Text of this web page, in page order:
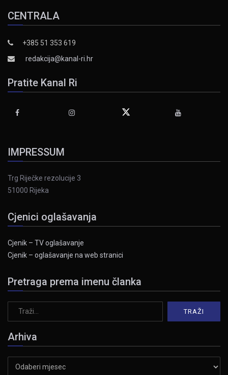
CENTRALA
+385 51 353 619
redakcija@kanal-ri.hr
Pratite Kanal Ri
IMPRESSUM
Trg Riječke rezolucije 3
51000 Rijeka
Cjenici oglašavanja
Cjenik – TV oglašavanje
Cjenik – oglašavanje na web stranici
Pretraga prema imenu članka
Arhiva